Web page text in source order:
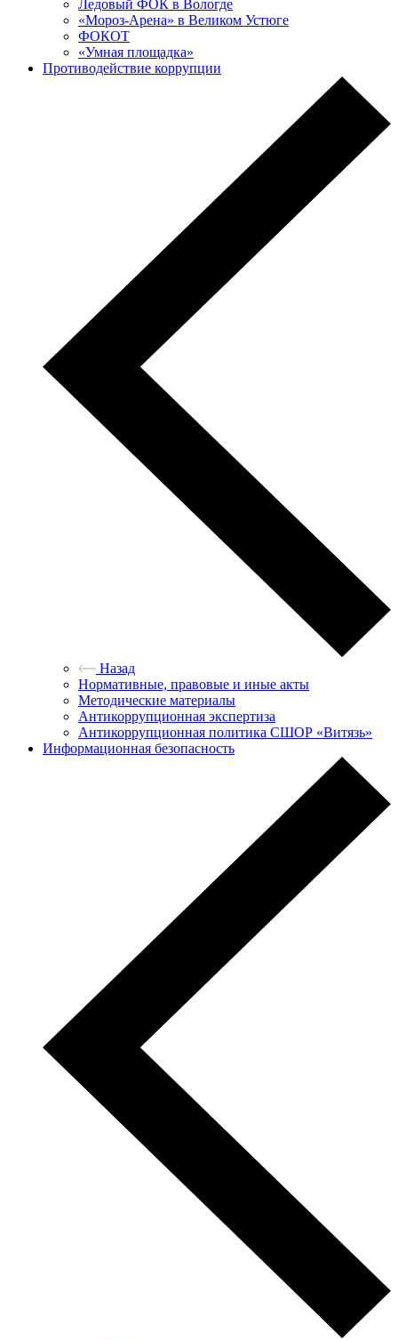
Ледовый ФОК в Вологде
«Мороз-Арена» в Великом Устюге
ФОКОТ
«Умная площадка»
Противодействие коррупции
Назад
Нормативные, правовые и иные акты
Методические материалы
Антикоррупционная экспертиза
Антикоррупционная политика СШОР «Витязь»
Информационная безопасность